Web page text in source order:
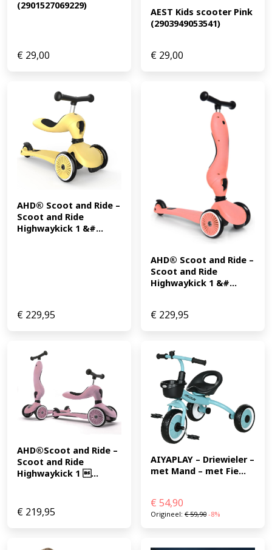
(2901527069229)
€ 29,00
AEST Kids scooter Pink
(2903949053541)
€ 29,00
AHD® Scoot and Ride –
Scoot and Ride
Highwaykick 1 &#...
€ 229,95
AHD® Scoot and Ride –
Scoot and Ride
Highwaykick 1 &#...
€ 229,95
AHD®Scoot and Ride –
Scoot and Ride
Highwaykick 1 ...
€ 219,95
AIYAPLAY – Driewieler –
met Mand – met Fie...
€ 54,90
Origineel: €59,90 -8%